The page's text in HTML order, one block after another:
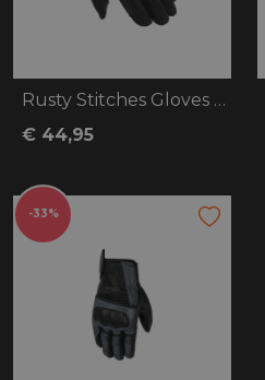
Rusty Stitches Gloves Clyde V3
€ 44,95
-33%